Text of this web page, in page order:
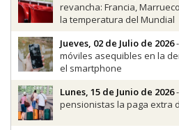
revancha: Francia,
la temperatura del Mundial
Jueves, 02 de Julio de 2026
móviles asequibles en la
el smartphone
Lunes, 15 de Junio de 2026
pensionistas la paga extra